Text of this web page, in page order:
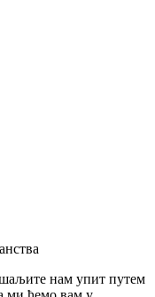
нам упит путем